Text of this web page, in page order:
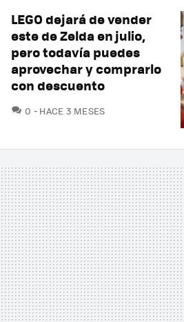
LEGO dejará de vender
este de Zelda en julio,
pero todavía puedes
aprovechar y comprarlo
con descuento
0 COMENTARIOS
HACE 3 MESES